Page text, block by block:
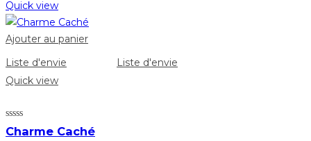
Quick view
Ajouter au panier
Liste d'envie
Liste d'envie
Quick view
Charme Caché